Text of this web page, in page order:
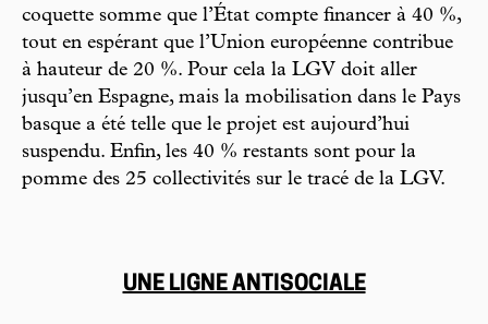
coquette somme que l’État compte financer à 40 %,
tout en espérant que l’Union européenne contribue
à hauteur de 20 %. Pour cela la LGV doit aller
jusqu’en Espagne, mais la mobilisation dans le Pays
basque a été telle que le projet est aujourd’hui
suspendu. Enfin, les 40 % restants sont pour la
pomme des 25 collectivités sur le tracé de la LGV.
UNE LIGNE ANTISOCIALE